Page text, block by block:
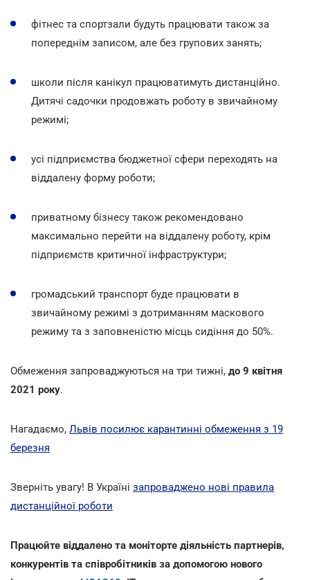
фітнес та спортзали будуть працювати також за
попереднім записом, але без групових занять;
школи після канікул працюватимуть дистанційно.
Дитячі садочки продовжать роботу в звичайному
режимі;
усі підприємства бюджетної сфери переходять на
віддалену форму роботи;
приватному бізнесу також рекомендовано
максимально перейти на віддалену роботу, крім
підприємств критичної інфраструктури;
громадський транспорт буде працювати в
звичайному режимі з дотриманням маскового
режиму та з заповненістю місць сидіння до 50%.
Обмеження запроваджуються на три тижні, до 9 квітня
2021 року.
Нагадаємо, Львів посилює карантинні обмеження з 19
березня
Зверніть увагу! В Україні запроваджено нові правила
дистанційної роботи
Працюйте віддалено та моніторте діяльність партнерів,
конкурентів та співробітників за допомогою нового